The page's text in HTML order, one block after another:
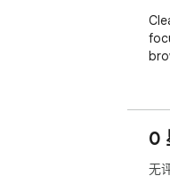
0
无